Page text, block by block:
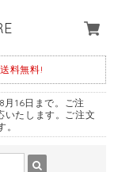
料無料!
16日まで。ご注
いたします。ご注文